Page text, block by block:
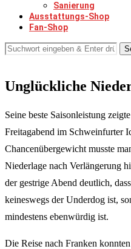
Sanierung
Ausstattungs-Shop
Fan-Shop
Unglückliche
Seine beste Saisonleistung
Freitagabend im Schweinfurter
Chancenübergewicht musste
Niederlage nach Verlängerung
der gestrige Abend deutlich,
keineswegs der Underdog ist,
mindestens ebenwürdig ist.
Die Reise nach Franken